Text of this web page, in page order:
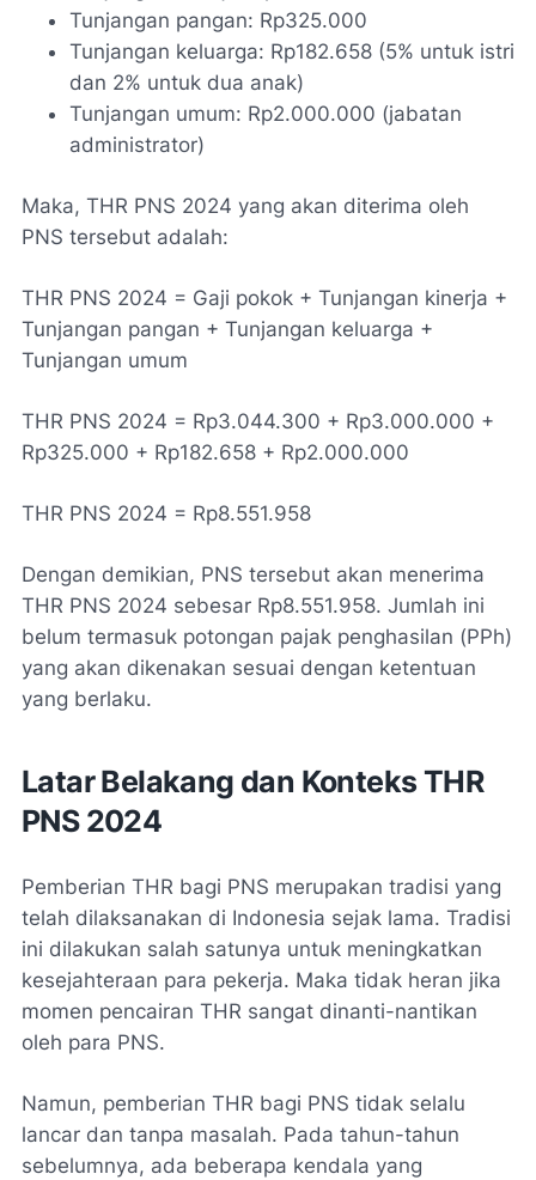
Tunjangan pangan: Rp325.000
Tunjangan keluarga: Rp182.658 (5% untuk istri
dan 2% untuk dua anak)
Tunjangan umum: Rp2.000.000 (jabatan
administrator)
Maka, THR PNS 2024 yang akan diterima oleh
PNS tersebut adalah:
THR PNS 2024 = Gaji pokok + Tunjangan kinerja +
Tunjangan pangan + Tunjangan keluarga +
Tunjangan umum
THR PNS 2024 = Rp3.044.300 + Rp3.000.000 +
Rp325.000 + Rp182.658 + Rp2.000.000
THR PNS 2024 = Rp8.551.958
Dengan demikian, PNS tersebut akan menerima
THR PNS 2024 sebesar Rp8.551.958. Jumlah ini
belum termasuk potongan pajak penghasilan (PPh)
yang akan dikenakan sesuai dengan ketentuan
yang berlaku.
Latar Belakang dan Konteks THR
PNS 2024
Pemberian THR bagi PNS merupakan tradisi yang
telah dilaksanakan di Indonesia sejak lama. Tradisi
ini dilakukan salah satunya untuk meningkatkan
kesejahteraan para pekerja. Maka tidak heran jika
momen pencairan THR sangat dinanti-nantikan
oleh para PNS.
Namun, pemberian THR bagi PNS tidak selalu
lancar dan tanpa masalah. Pada tahun-tahun
sebelumnya, ada beberapa kendala yang